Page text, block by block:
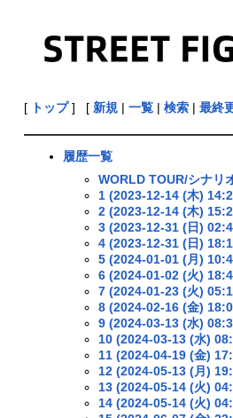
[ トップ] [ 新規| 一覧| 検索| 最終
履歴一覧
WORLD TOUR/シナリ
1 (2023-12-14 (木)
2 (2023-12-14 (木)
3 (2023-12-31 (日)
4 (2023-12-31 (日)
5 (2024-01-01 (月)
6 (2024-01-02 (火)
7 (2024-01-23 (火)
8 (2024-02-16 (金)
9 (2024-03-13 (水)
10 (2024-03-13 (水)
11 (2024-04-19 (金)
12 (2024-05-13 (月)
13 (2024-05-14 (火)
14 (2024-05-14 (火)